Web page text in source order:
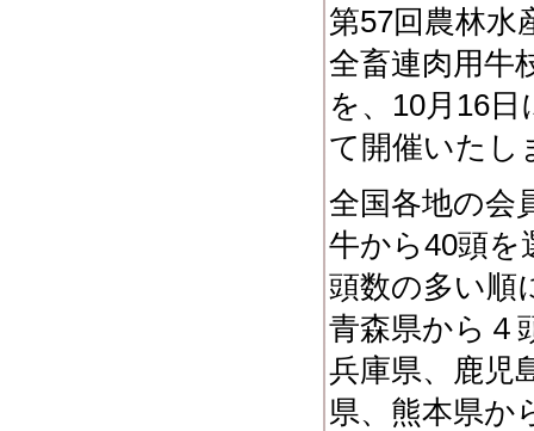
第57回農林水
全畜連肉用牛
を、10月16
て開催いたし
全国各地の会
牛から40頭を
頭数の多い順
青森県から４
兵庫県、鹿児
県、熊本県か